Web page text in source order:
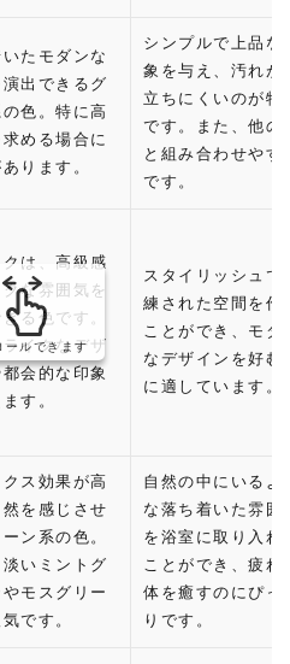
たモダンな
演出できるグ
の色。特に高
める場合に
ります。
シンプルで上品な
象を与え、汚れが
立ちにくいのが特
です。また、他の
と組み合わせやす
です。
クは、高級感
クな雰囲気を
る色です。
ライクなデザ
会的な印象
す。
スタイリッシュで
練された空間を作
ことができ、モダ
なデザインを好む
に適しています。
クス効果が高
然を感じさせ
ン系の色。
いミントグ
やモスグリー
です。
自然の中にいるよ
な落ち着いた雰囲
を浴室に取り入れ
ことができ、疲れ
体を癒すのにぴっ
りです。
ールできます